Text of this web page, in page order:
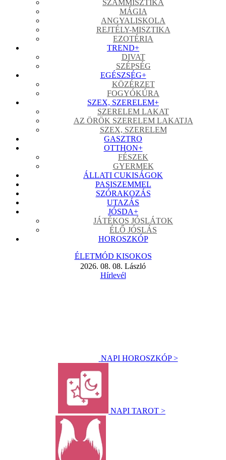
SZÁMMISZTIKA
MÁGIA
ANGYALISKOLA
REJTÉLY-MISZTIKA
EZOTÉRIA
TREND+
DIVAT
SZÉPSÉG
EGÉSZSÉG+
KÖZÉRZET
FOGYÓKÚRA
SZEX, SZERELEM+
SZERELEM LAKAT
AZ ÖRÖK SZERELEM LAKATJA
SZEX, SZERELEM
GASZTRO
OTTHON+
FÉSZEK
GYERMEK
ÁLLATI CUKISÁGOK
PASISZEMMEL
SZÓRAKOZÁS
UTAZÁS
JÓSDA+
JÁTÉKOS JÓSLÁTOK
ÉLŐ JÓSLÁS
HOROSZKÓP
ÉLETMÓD KISOKOS
2026. 08. 08. László
Hírlevél
NAPI HOROSZKÓP >
NAPI TAROT >